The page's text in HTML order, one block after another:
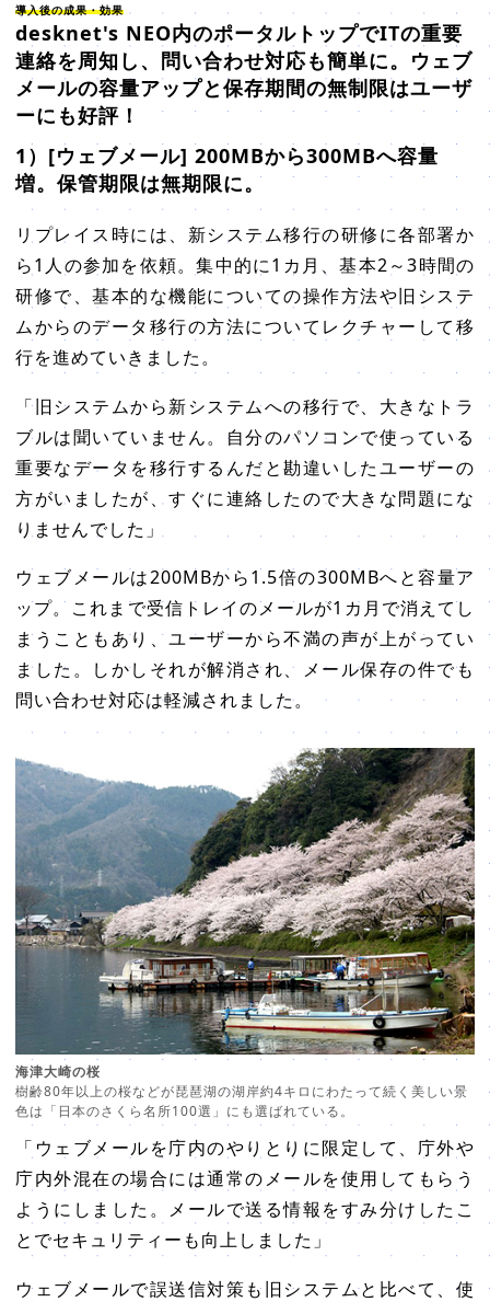
導入後の成果・効果
desknet's NEO内のポータルトップでITの重要
連絡を周知し、問い合わせ対応も簡単に。ウェブ
メールの容量アップと保存期間の無制限はユーザ
ーにも好評！
1）[ウェブメール] 200MBから300MBへ容量
増。保管期限は無期限に。
リプレイス時には、新システム移行の研修に各部署か
ら1人の参加を依頼。集中的に1カ月、基本2～3時間の
研修で、基本的な機能についての操作方法や旧システ
ムからのデータ移行の方法についてレクチャーして移
行を進めていきました。
「旧システムから新システムへの移行で、大きなトラ
ブルは聞いていません。自分のパソコンで使っている
重要なデータを移行するんだと勘違いしたユーザーの
方がいましたが、すぐに連絡したので大きな問題にな
りませんでした」
ウェブメールは200MBから1.5倍の300MBへと容量ア
ップ。これまで受信トレイのメールが1カ月で消えてし
まうこともあり、ユーザーから不満の声が上がってい
ました。しかしそれが解消され、メール保存の件でも
問い合わせ対応は軽減されました。
海津大崎の桜
樹齢80年以上の桜などが琵琶湖の湖岸約4キロにわたって続く美しい景
色は「日本のさくら名所100選」にも選ばれている。
「ウェブメールを庁内のやりとりに限定して、庁外や
庁内外混在の場合には通常のメールを使用してもらう
ようにしました。メールで送る情報をすみ分けしたこ
とでセキュリティーも向上しました」
ウェブメールで誤送信対策も旧システムと比べて、使